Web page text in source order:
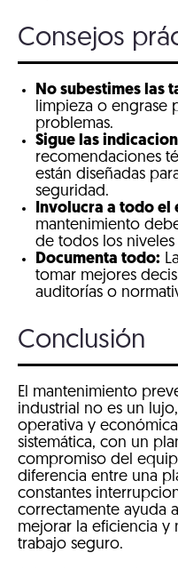
Consejos
No subestimes las
limpieza o engrase
problemas.
Sigue las
recomendaciones
están diseñadas
seguridad.
Involucra a todo el
mantenimiento
de todos los
Documenta todo:
tomar mejores
auditorías o
Conclusión
El mantenimiento
industrial no es un
operativa y
sistemática, con un
compromiso del
diferencia entre una
constantes
correctamente ayuda
mejorar la eficiencia
trabajo seguro.